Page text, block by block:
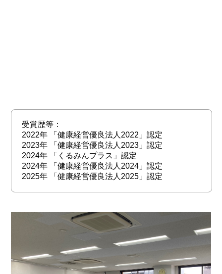
受賞歴等：
2022年 「健康経営優良法人2022」認定
2023年 「健康経営優良法人2023」認定
2024年 「くるみんプラス」認定
2024年 「健康経営優良法人2024」認定
2025年 「健康経営優良法人2025」認定